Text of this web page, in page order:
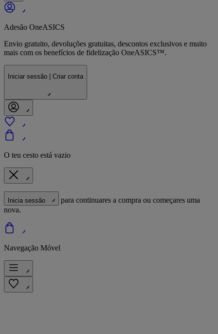
Adesão OneASICS
Envio gratuito, devoluções gratuitas, descontos exclusivos e muito
mais com os benefícios de fidelização OneASICS™.
Iniciar sessão | Criar conta
O teu cesto está vazio
Inicia sessão
para continuares a compra ou começares uma
nova.
Navegação Móvel